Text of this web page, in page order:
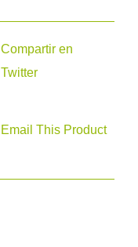
Compartir en
Twitter
Email This Product